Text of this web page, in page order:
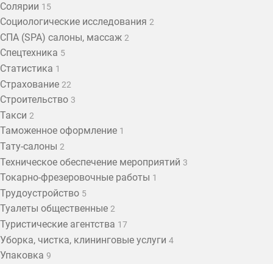
Солярии 15
Социологические исследования 2
СПА (SPA) салоны, массаж 2
Спецтехника 5
Статистика 1
Страхование 22
Строительство 3
Такси 2
Таможенное оформление 1
Тату-салоны 2
Техническое обеспечение мероприятий 3
Токарно-фрезеровочные работы 1
Трудоустройство 5
Туалеты общественные 2
Туристические агентства 17
Уборка, чистка, клининговые услуги 4
Упаковка 9